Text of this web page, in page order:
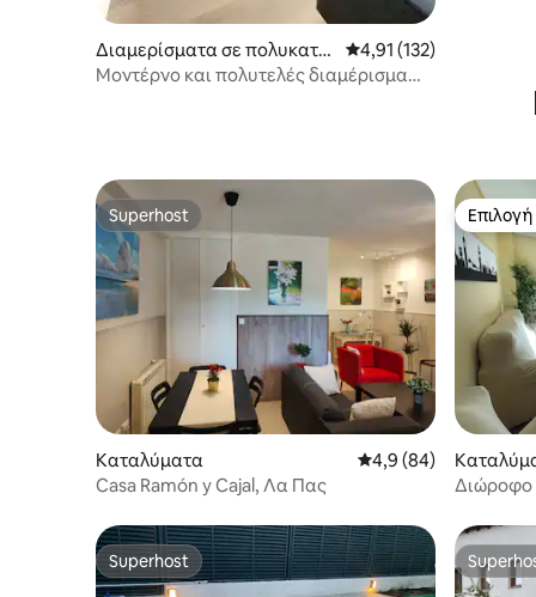
Διαμερίσματα σε πολυκατοι
κία
Μέση βαθμολογία: 4,91
4,91 (132)
Μοντέρνο και πολυτελές διαμέρισμα
Superhost
Superhost
Καταλύματα Μέση βαθμολογία: 4,9
4,9 (84)
Casa Ramón y Cajal, Λα Πας
Διώροφο
Superhost
Superhost